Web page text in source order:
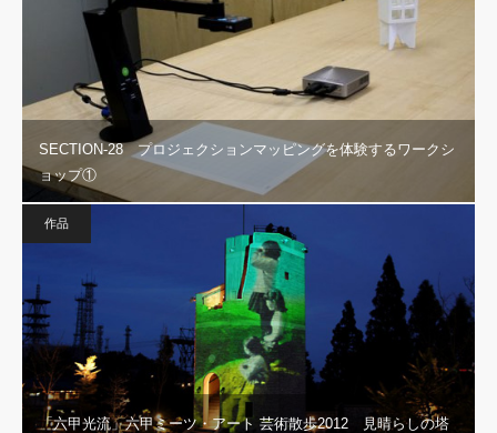
SECTION-28 プロジェクションマッピングを体験するワークシ
ョップ①
作品
「六甲光流」六甲ミーツ・アート 芸術散歩2012 見晴らしの塔